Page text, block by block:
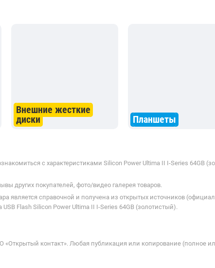
Внешние жесткие
диски
Планшеты
с характеристиками Silicon Power Ultima II I-Series 64GB
других покупателей, фото/видео галерея товаров.
является справочной и получена из открытых источников
Flash Silicon Power Ultima II I-Series 64GB (золотистый).
контакт». Любая публикация или копирование (полное